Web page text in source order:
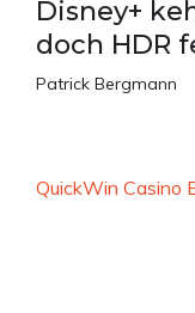
Disney+
doch HDR
Patrick Bergmann
QuickWin Casino